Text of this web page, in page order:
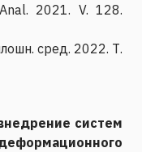
2021. V. 128.
сред. 2022. Т.
систем